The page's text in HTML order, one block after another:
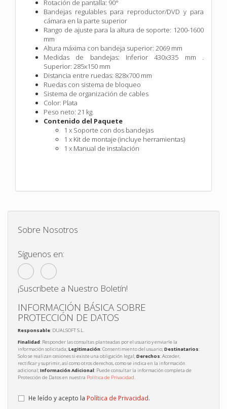
Rotación de pantalla: 90°
Bandejas regulables para reproductor/DVD y para
cámara en la parte superior
Rango de ajuste para la altura de soporte: 1200-1600
mm
Altura máxima con bandeja superior: 2069 mm
Medidas de bandejas: Inferior 430x335 mm .
Superior: 285x150 mm
Distancia entre ruedas: 828x700 mm
Ruedas con sistema de bloqueo
Sistema de organización de cables
Color: Plata
Peso neto: 21 kg.
Contenido del Paquete
1 x Soporte con dos bandejas
1 x Kit de montaje (incluye herramientas)
1 x Manual de instalación
Sobre Nosotros
Síguenos en:
¡Suscríbete a Nuestro Boletín!
INFORMACIÓN BÁSICA SOBRE
PROTECCIÓN DE DATOS
Responsable: DUALSOFT S.L.
Finalidad: Responder las consultas planteadas por el usuario y enviarle la
información solicitada;Legitimación: Consentimiento del usuario;Destinatarios:
Solo se realizan cesiones si existe una obligación legal;Derechos: Acceder,
rectificar y suprimir, así como otros derechos, como se indica en la información
adicional;Información Adicional: Puede consultar la información completa de
Protección de Datos en nuestra Política de Privacidad.
He leído y acepto la Política de Privacidad.